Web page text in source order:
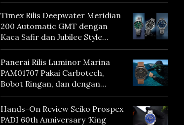
Warna yang Mencerminkan
Warisan Tokyo
Timex Rilis Deepwater Meridian
200 Automatic GMT dengan
Kaca Safir dan Jubilee Style
Bracelet
Panerai Rilis Luminor Marina
PAM01707 Pakai Carbotech,
Bobot Ringan, dan dengan
Vintage Vibes
Hands-On Review Seiko Prospex
PADI 60th Anniversary ‘King